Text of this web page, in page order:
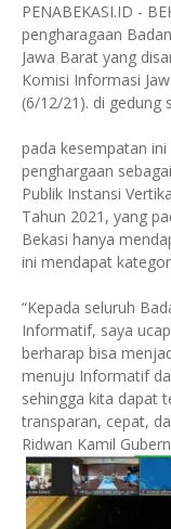
PENABEKASI.ID -
pengharagaan
Jawa Barat yang
Komisi Informasi
(6/12/21). di gedung
pada kesempatan
penghargaan
Publik Instansi
Tahun 2021, yang
Bekasi hanya
ini mendapat
“Kepada seluruh
Informatif, saya
berharap bisa
menuju Informatif
sehingga kita dapat
transparan, cepat,
Ridwan Kamil